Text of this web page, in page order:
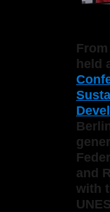
From
held
and
with